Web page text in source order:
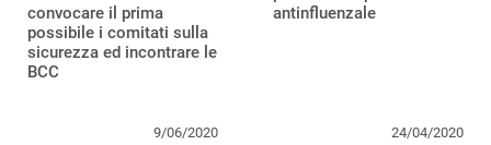
convocare il prima
possibile i comitati sulla
sicurezza ed incontrare le
BCC
antinfluenzale
9/06/2020 24/04/2020